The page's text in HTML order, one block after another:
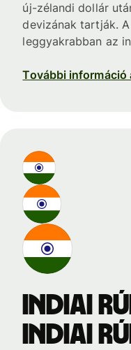
új-zélandi dollár
devizának tartják.
leggyakrabban az
További információ
indiai
indiai